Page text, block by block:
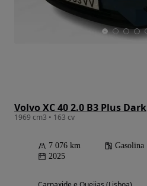
Volvo XC 40 2.0 B3 Plus Dark
1969 cm3 • 163 cv
7 076 km Gasolina
2025